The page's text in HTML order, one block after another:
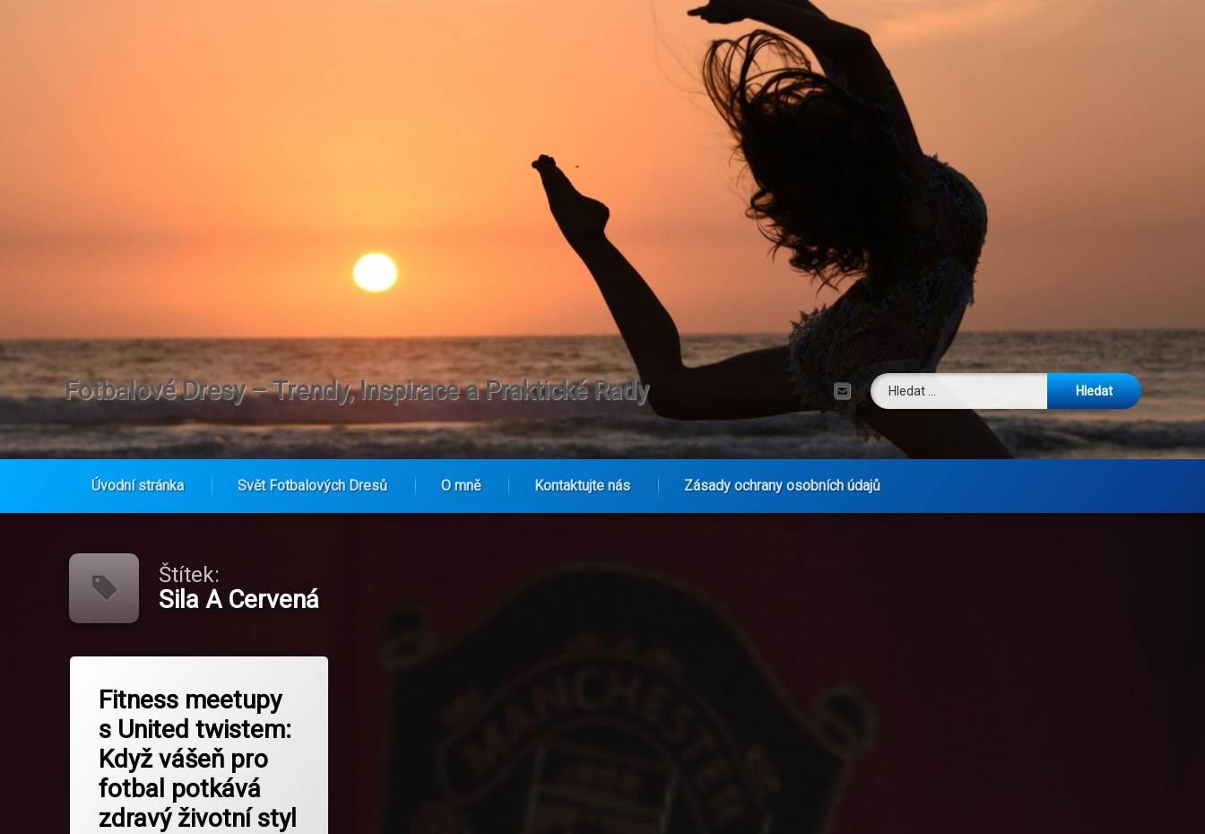
Fotbalové Dresy – Trendy, Inspirace a Praktické Rady Tel: E-mail
Vyhledávání
Úvodní stránka Svět Fotbalových Dresů O mně Kontaktujte nás Zásady ochrany osobních údajů
Štítek:
Sila A Cervená
Fitness meetupy
s United twistem:
Když vášeň pro
fotbal potkává
zdravý životní styl
Adidas X United
Dres Do Posilovny
Fitness Fanynky
Fotbal A Fitness